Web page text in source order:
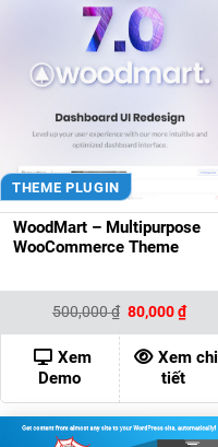
THEME PLUGIN
WoodMart – Multipurpose
WooCommerce Theme
500,000₫ Giá
gốc
là:
500,000 ₫.
80,000₫Giá
hiện
tại
là:
Xem
Demo
Xem chi
tiết